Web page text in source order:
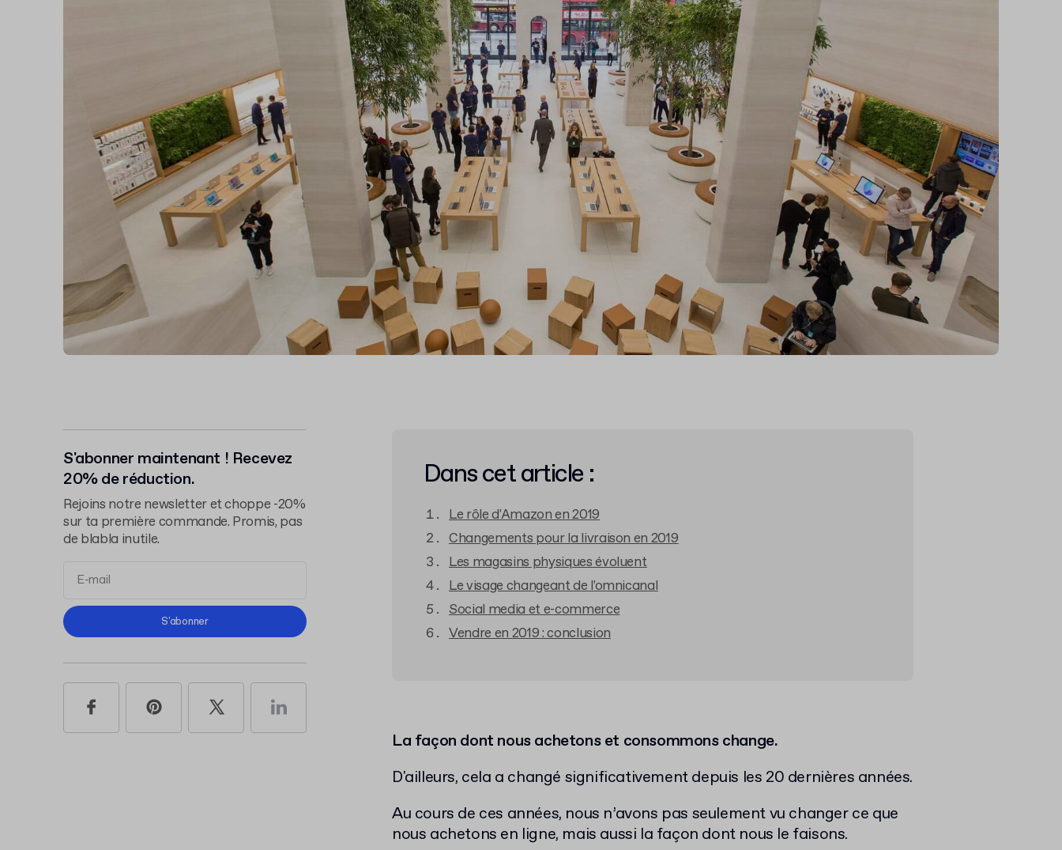
S'abonner maintenant ! Recevez
20% de réduction.
Rejoins notre newsletter et choppe -20%
sur ta première commande. Promis, pas
de blabla inutile.
Politique de Confidentialité
S'abonner
Dans cet article :
Le rôle d'Amazon en 2019
Changements pour la livraison en 2019
Les magasins physiques évoluent
Le visage changeant de l'omnicanal
Social media et e-commerce
Vendre en 2019 : conclusion
La façon dont nous achetons et consommons change.
D'ailleurs, cela a changé significativement depuis les 20 dernières années.
Au cours de ces années, nous n’avons pas seulement vu changer ce que
nous achetons en ligne, mais aussi la façon dont nous le faisons.